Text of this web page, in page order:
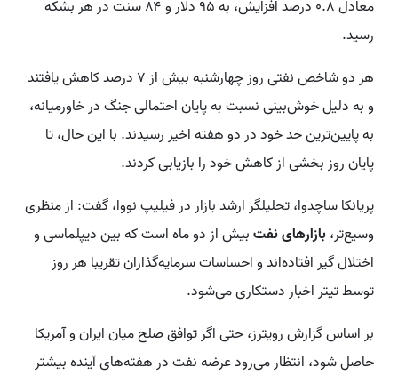
معادل ۰.۸ درصد افزایش، به ۹۵ دلار و ۸۴ سنت در هر بشکه
رسید.
هر دو شاخص نفتی روز چهارشنبه بیش از ۷ درصد کاهش یافتند
و به دلیل خوش‌بینی نسبت به پایان احتمالی جنگ در خاورمیانه،
به پایین‌ترین حد خود در دو هفته اخیر رسیدند. با این حال، تا
پایان روز بخشی از کاهش خود را بازیابی کردند.
پریانکا ساچدوا، تحلیلگر ارشد بازار در فیلیپ نووا، گفت: از منظری
وسیع‌تر،بازارهای نفتبیش از دو ماه است که بین دیپلماسی و
اختلال گیر افتاده‌اند و احساسات سرمایه‌گذاران تقریبا هر روز
توسط تیتر اخبار دستکاری می‌شود.
بر اساس گزارش رویترز، حتی اگر توافق صلح میان ایران و آمریکا
حاصل شود، انتظار می‌رود عرضه نفت در هفته‌های آینده بیشتر